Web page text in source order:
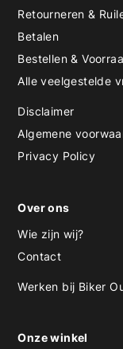
Retourneren &
Betalen
Bestellen &
Alle veelgestelde
Disclaimer
Algemene
Privacy Policy
Over ons
Wie zijn wij?
Contact
Werken bij Biker
Onze winkel